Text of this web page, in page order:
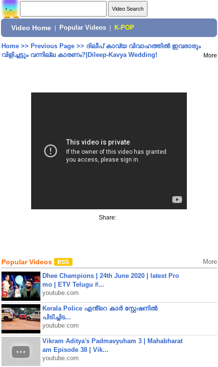
Video Home Popular Videos K-POP
Home>> Previous Page>> ദിലീപ് കാവ്യ വിവാഹത്തില്‍ ഇവരാരും
വിളിച്ചട്ടും വന്നില്ല കാരണം?|Dileep-Kavya Wedding!
More
Share:
Popular Videos More
Dhee Champions | 24th June 2020 | latest Pro
mo | ETV Telugu #...
youtube.com
Kerala Police എൻ്റെ കാർ സ്റ്റേഷനിൽ
പിടിച്ചിട...
youtube.com
Vikram Aditya's Padmavyuham 3 | Mahabharat
am Episode 38 | Vik...
youtube.com